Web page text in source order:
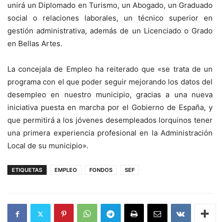
unirá un Diplomado en Turismo, un Abogado, un Graduado
social o relaciones laborales, un técnico superior en
gestión administrativa, además de un Licenciado o Grado
en Bellas Artes.
La concejala de Empleo ha reiterado que «se trata de un
programa con el que poder seguir mejorando los datos del
desempleo en nuestro municipio, gracias a una nueva
iniciativa puesta en marcha por el Gobierno de España, y
que permitirá a los jóvenes desempleados lorquinos tener
una primera experiencia profesional en la Administración
Local de su municipio».
ETIQUETAS EMPLEO FONDOS SEF